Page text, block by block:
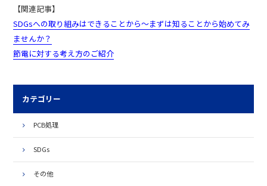
【関連記事】
SDGsへの取り組みはできることから～まずは知ることから始めてみ
ませんか？
節電に対する考え方のご紹介
カテゴリー
PCB処理
SDGs
その他